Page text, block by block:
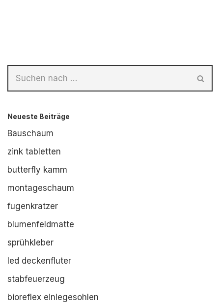
Neueste Beiträge
Bauschaum
zink tabletten
butterfly kamm
montageschaum
fugenkratzer
blumenfeldmatte
sprühkleber
led deckenfluter
stabfeuerzeug
bioreflex einlegesohlen